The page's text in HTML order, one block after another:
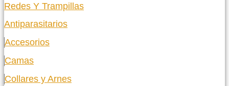
Redes Y Trampillas
Antiparasitarios
Accesorios
Camas
Collares y Arnes